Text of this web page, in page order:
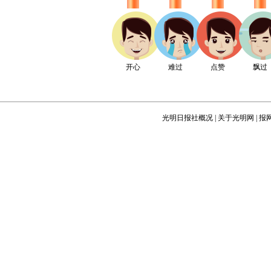
开心 难过 点赞 飘过
光明日报社概况 关于光明网 报